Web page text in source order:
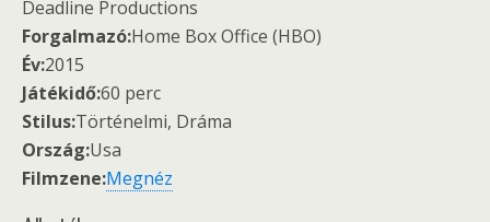
Deadline Productions
Forgalmazó:Home Box Office (HBO)
Év:2015
Játékidő:60 perc
Stilus:Történelmi, Dráma
Ország:Usa
Filmzene:Megnéz